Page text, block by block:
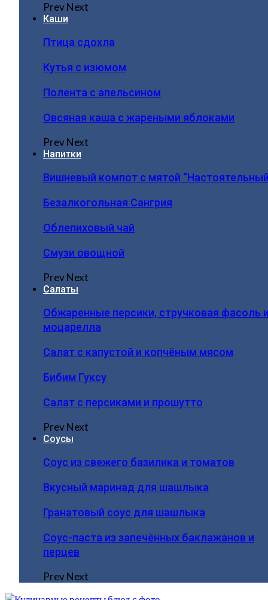
PrevNext
Каши
Птица сдохла
Кутья с изюмом
Полента с апельсином
Овсяная каша с жареными яблоками
PrevNext
Напитки
Вишневый компот с мятой
Безалкогольная Сангрия
Облепиховый чай
Смузи овощной
PrevNext
Салаты
Обжаренные персики, стручковая фасоль
моцарелла
Салат с капустой и копчёным мясом
Бибим Гуксу
Салат с персиками и прошутто
PrevNext
Соусы
Соус из свежего базилика и томатов
Вкусный маринад для шашлыка
Гранатовый соус для шашлыка
Соус-паста из запечённых баклажанов и
перцев
PrevNext